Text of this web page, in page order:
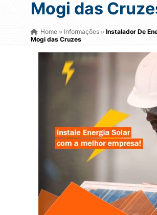
Mogi das
Home» Informações » Instalador De
Mogi das Cruzes